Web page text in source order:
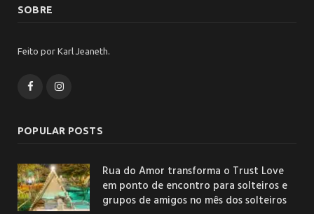
SOBRE
Feito por Karl Jeaneth.
FacebookInstagram
POPULAR POSTS
Rua do Amor transforma o Trust Love
em ponto de encontro para solteiros e
grupos de amigos no mês dos solteiros